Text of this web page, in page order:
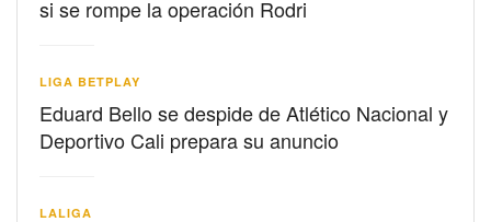
si se rompe la operación Rodri
LIGA BETPLAY
Eduard Bello se despide de Atlético Nacional y
Deportivo Cali prepara su anuncio
LALIGA